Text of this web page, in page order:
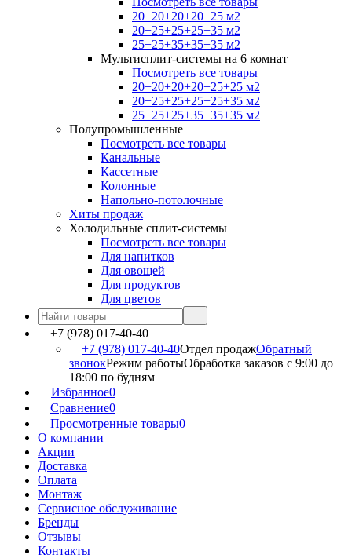
20+20+20+20+25 м2
20+25+25+25+35 м2
25+25+35+35+35 м2
Мультисплит-системы на 6 комнат
Посмотреть все товары
20+20+20+20+25+25 м2
20+25+25+25+25+35 м2
25+25+25+35+35+35 м2
Полупромышленные
Посмотреть все товары
Канальные
Кассетные
Колонные
Напольно-потолочные
Хиты продаж
Холодильные сплит-системы
Посмотреть все товары
Для напитков
Для овощей
Для продуктов
Для цветов
+7 (978) 017-40-40
+7 (978) 017-40-40Отдел продажОбратный
звонокРежим работыОбработка заказов с 9:00 до
18:00 по будням
Избранное0
Сравнение0
Просмотренные товары0
О компании
Акции
Доставка
Оплата
Монтаж
Сервисное обслуживание
Бренды
Отзывы
Контакты